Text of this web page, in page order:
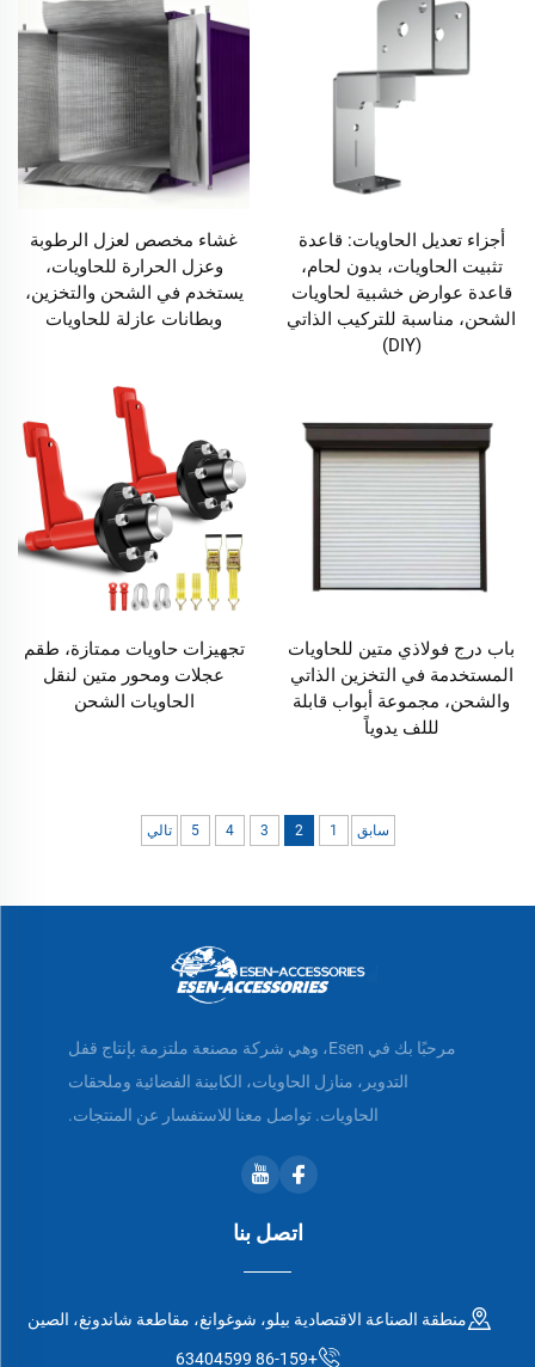
أجزاء تعديل الحاويات: قاعدة
تثبيت الحاويات، بدون لحام،
قاعدة عوارض خشبية لحاويات
الشحن، مناسبة للتركيب الذاتي
(DIY)
غشاء مخصص لعزل الرطوبة
وعزل الحرارة للحاويات،
يستخدم في الشحن والتخزين،
وبطانات عازلة للحاويات
باب درج فولاذي متين للحاويات
المستخدمة في التخزين الذاتي
والشحن، مجموعة أبواب قابلة
لللف يدوياً
تجهيزات حاويات ممتازة، طقم
عجلات ومحور متين لنقل
الحاويات الشحن
سابق 1
2
3
4
5 تالي
مرحبًا بك في Esen، وهي شركة مصنعة ملتزمة بإنتاج قفل
التدوير، منازل الحاويات، الكابينة الفضائية وملحقات
الحاويات. تواصل معنا للاستفسار عن المنتجات.
اتصل بنا
منطقة الصناعة الاقتصادية بيلو، شوغوانغ، مقاطعة شاندونغ، الصين
+86-159 63404599